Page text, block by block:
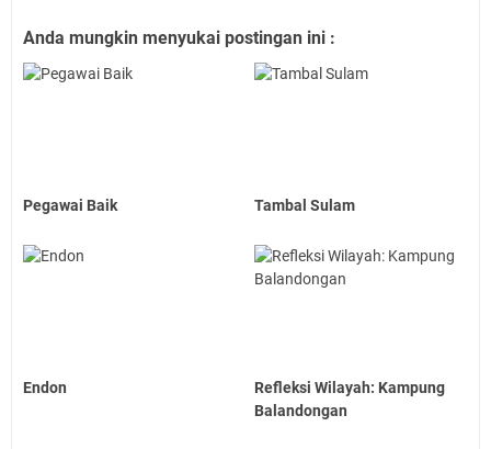
Anda mungkin menyukai postingan ini :
Pegawai Baik Tambal Sulam
Endon
Refleksi Wilayah: Kampung
Balandongan